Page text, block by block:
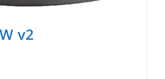
v2